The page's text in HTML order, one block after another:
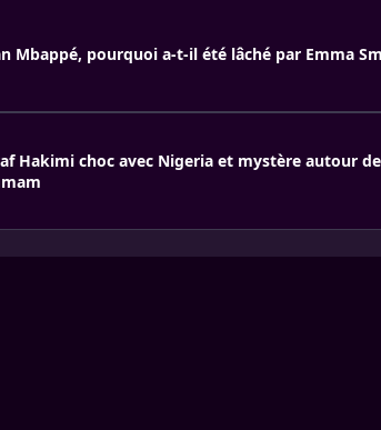
Mbappé, pourquoi a-t-il été lâché par Emma
Hakimi choc avec Nigeria et mystère autour